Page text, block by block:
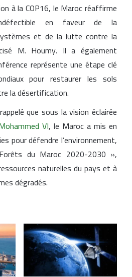
à la COP16, le Maroc réaffirme
en faveur de la
et de la lutte contre la
M. Houmy. Il a également
représente une étape clé
pour restaurer les sols
la désertification.
que sous la vision éclairée
VI, le Maroc a mis en
pour défendre l’environnement,
du Maroc 2020-2030 »,
naturelles du pays et à
dégradés.